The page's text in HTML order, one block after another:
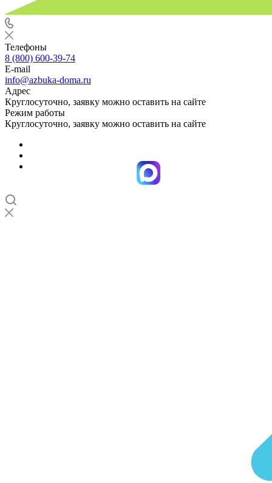
Телефоны
8 (800) 600-39-74
E-mail
info@azbuka-doma.ru
Адрес
Круглосуточно, заявку можно оставить на сайте
Режим работы
Круглосуточно, заявку можно оставить на сайте